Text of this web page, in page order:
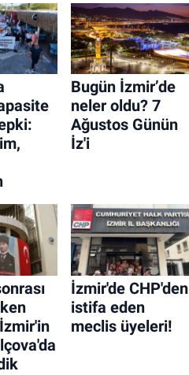
Bugün İzmir’de
neler oldu? 7
Ağustos Günün
İz'i
İzmir'de CHP'den
istifa eden
meclis üyeleri!